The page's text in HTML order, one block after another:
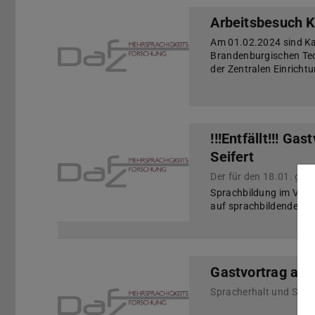
Arbeitsbesuch
Am 01.02.2024 sind
Brandenburgischen
der Zentralen
!!!Entfällt!!!
Seifert
Der für den 18.01.
Sprachbildung im
auf sprachbildenden
Gastvortrag am
Spracherhalt und